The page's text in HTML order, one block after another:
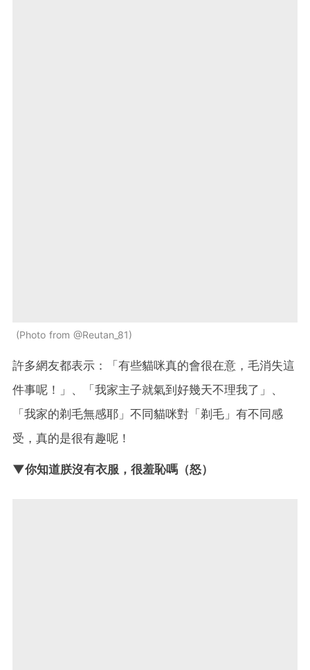
Photo from @Reutan_81
許多網友都表示：「有些貓咪真的會很在意，毛消失這
件事呢！」、「我家主子就氣到好幾天不理我了」、
「我家的剃毛無感耶」不同貓咪對「剃毛」有不同感
受，真的是很有趣呢！
▼你知道朕沒有衣服，很羞恥嗎（怒）